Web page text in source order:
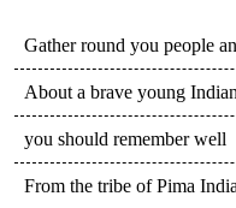
Gather round you people
About a brave young Indian
you should remember well
From the tribe of Pima